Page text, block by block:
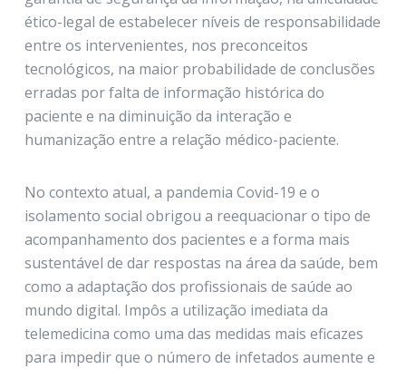
ético-legal de estabelecer níveis de responsabilidade
entre os intervenientes, nos preconceitos
tecnológicos, na maior probabilidade de conclusões
erradas por falta de informação histórica do
paciente e na diminuição da interação e
humanização entre a relação médico-paciente.
No contexto atual, a pandemia Covid-19 e o
isolamento social obrigou a reequacionar o tipo de
acompanhamento dos pacientes e a forma mais
sustentável de dar respostas na área da saúde, bem
como a adaptação dos profissionais de saúde ao
mundo digital. Impôs a utilização imediata da
telemedicina como uma das medidas mais eficazes
para impedir que o número de infetados aumente e